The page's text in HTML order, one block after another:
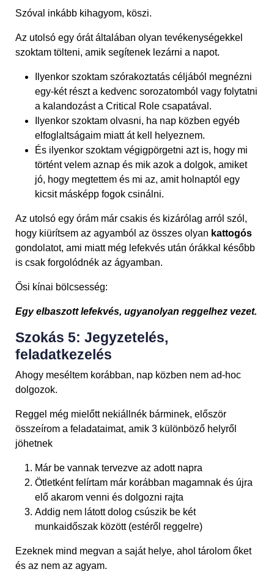
Szóval inkább kihagyom, köszi.
Az utolsó egy órát általában olyan tevékenységekkel
szoktam tölteni, amik segítenek lezárni a napot.
Ilyenkor szoktam szórakoztatás céljából megnézni
egy-két részt a kedvenc sorozatomból vagy folytatni
a kalandozást a Critical Role csapatával.
Ilyenkor szoktam olvasni, ha nap közben egyéb
elfoglaltságaim miatt át kell helyeznem.
És ilyenkor szoktam végigpörgetni azt is, hogy mi
történt velem aznap és mik azok a dolgok, amiket
jó, hogy megtettem és mi az, amit holnaptól egy
kicsit másképp fogok csinálni.
Az utolsó egy órám már csakis és kizárólag arról szól,
hogy kiürítsem az agyamból az összes olyan kattogós
gondolatot, ami miatt még lefekvés után órákkal később
is csak forgolódnék az ágyamban.
Ősi kínai bölcsesség:
Egy elbaszott lefekvés, ugyanolyan reggelhez vezet.
Szokás 5: Jegyzetelés,
feladatkezelés
Ahogy meséltem korábban, nap közben nem ad-hoc
dolgozok.
Reggel még mielőtt nekiállnék bárminek, először
összeírom a feladataimat, amik 3 különböző helyről
jöhetnek
Már be vannak tervezve az adott napra
Ötletként felírtam már korábban magamnak és újra
elő akarom venni és dolgozni rajta
Addig nem látott dolog csúszik be két
munkaidőszak között (estéről reggelre)
Ezeknek mind megvan a saját helye, ahol tárolom őket
és az nem az agyam.